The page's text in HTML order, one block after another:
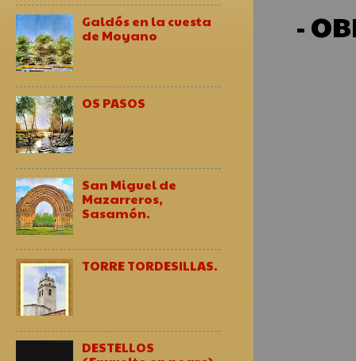
-
Galdós en la cuesta
de Moyano
OS PASOS
San Miguel de
Mazarreros,
Sasamón.
TORRE TORDESILLAS.
DESTELLOS